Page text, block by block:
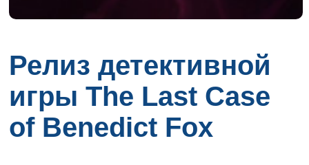
Релиз детективной
игры The Last Case
of Benedict Fox